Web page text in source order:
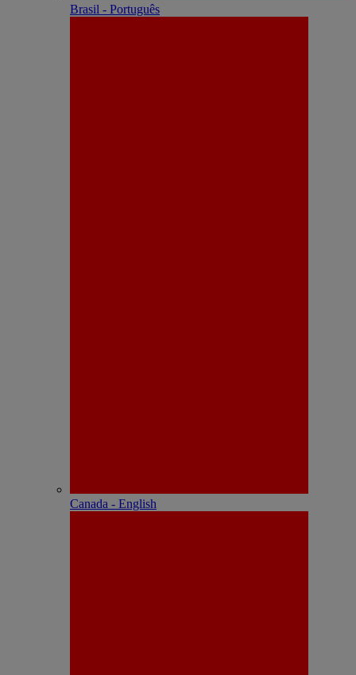
Brasil - Português
Canada - English